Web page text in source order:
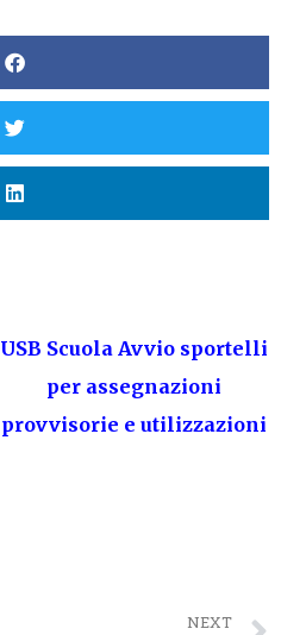
USB Scuola Avvio sportelli
per assegnazioni
provvisorie e utilizzazioni
NEXT